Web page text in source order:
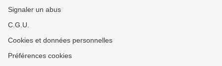
Signaler un abus
C.G.U.
Cookies et données personnelles
Préférences cookies